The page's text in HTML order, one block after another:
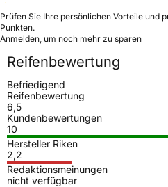
Prüfen Sie Ihre persönlichen Vorteile und
Punkten.
Anmelden, um noch mehr zu sparen
Reifenbewertung
Befriedigend
Reifenbewertung
6,5
Kundenbewertungen
10
Hersteller Riken
2,2
Redaktionsmeinungen
nicht verfügbar